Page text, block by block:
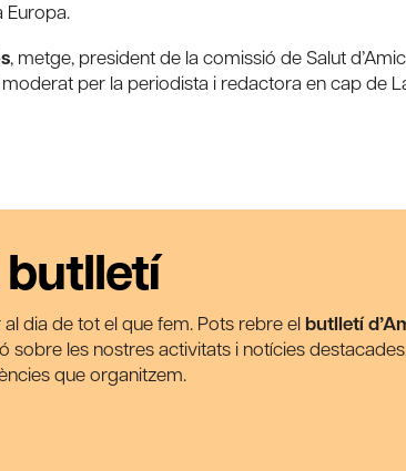
Europa.
, metge, president de la comissió de Salut
per la periodista i redactora en cap de
dia de tot el que fem. Pots rebre el butlletí
sobre les nostres activitats i notícies
que organitzem.